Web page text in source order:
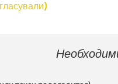
гласували)